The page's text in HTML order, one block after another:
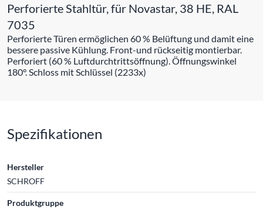
Perforierte Stahltür, für Novastar, 38 HE, RAL
7035
Perforierte Türen ermöglichen 60 % Belüftung und damit eine
bessere passive Kühlung. Front-und rückseitig montierbar.
Perforiert (60 % Luftdurchtrittsöffnung). Öffnungswinkel
180°. Schloss mit Schlüssel (2233x)
Spezifikationen
Hersteller
SCHROFF
Produktgruppe